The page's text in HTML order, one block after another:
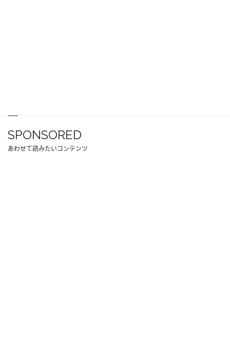
SPONSORED
あわせて読みたいコンテンツ